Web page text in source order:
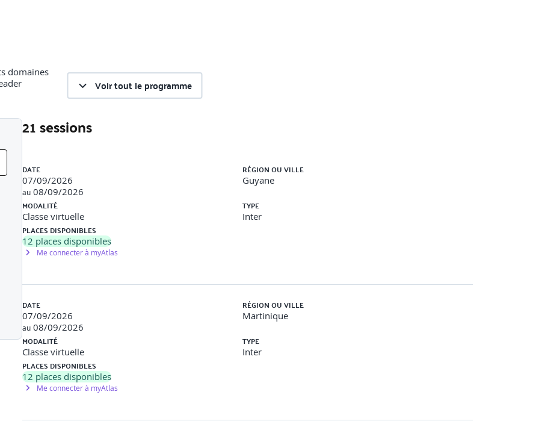
domaines
d’écoute
et du DISC
l’art du feedback et du feedforward
de reconnaissance
leadership
Voir tout le programme
21 sessions
DATE
07/09/2026
au 08/09/2026
RÉGION OU VILLE
Guyane
MODALITÉ
Classe virtuelle
TYPE
Inter
PLACES DISPONIBLES
12 places disponibles
Me connecter à myAtlas
DATE
07/09/2026
au 08/09/2026
RÉGION OU VILLE
Martinique
MODALITÉ
Classe virtuelle
TYPE
Inter
PLACES DISPONIBLES
12 places disponibles
Me connecter à myAtlas